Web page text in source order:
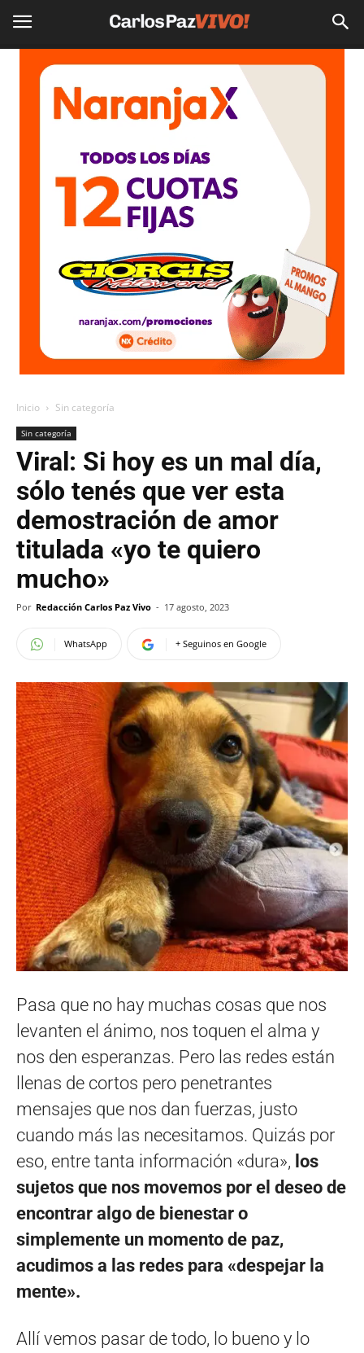
Inicio Sin categoría
Sin categoría
Viral: Si hoy es un mal día,
sólo tenés que ver esta
demostración de amor
titulada «yo te quiero
mucho»
Por Redacción Carlos Paz Vivo - 17 agosto, 2023
WhatsApp + Seguinos en Google
Pasa que no hay muchas cosas que nos
levanten el ánimo, nos toquen el alma y
nos den esperanzas. Pero las redes están
llenas de cortos pero penetrantes
mensajes que nos dan fuerzas, justo
cuando más las necesitamos. Quizás por
eso, entre tanta información «dura», los
sujetos que nos movemos por el deseo de
encontrar algo de bienestar o
simplemente un momento de paz,
acudimos a las redes para «despejar la
mente».
Allí vemos pasar de todo, lo bueno y lo